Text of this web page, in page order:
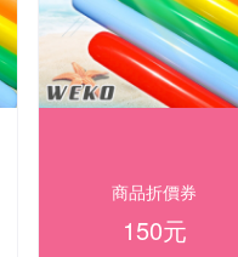
商品折價券
150元